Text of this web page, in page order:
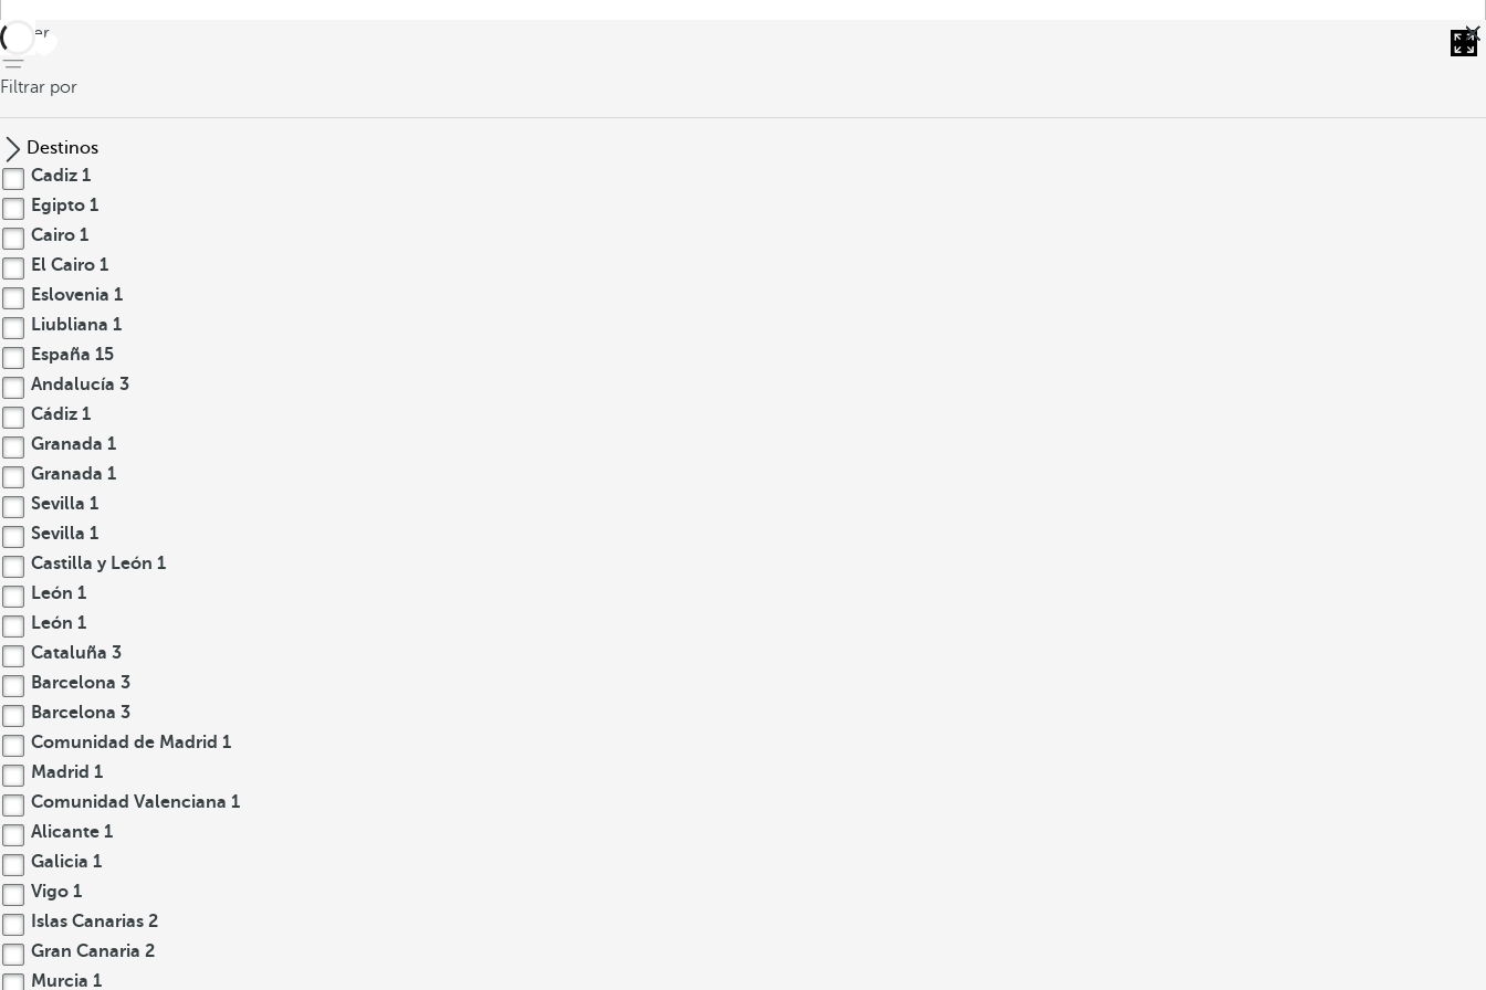
volver
Filtrar por
Destinos
Cadiz 1
Egipto 1
Cairo 1
El Cairo 1
Eslovenia 1
Liubliana 1
España 15
Andalucía 3
Cádiz 1
Granada 1
Granada 1
Sevilla 1
Sevilla 1
Castilla y León 1
León 1
León 1
Cataluña 3
Barcelona 3
Barcelona 3
Comunidad de Madrid 1
Madrid 1
Comunidad Valenciana 1
Alicante 1
Galicia 1
Vigo 1
Islas Canarias 2
Gran Canaria 2
Murcia 1